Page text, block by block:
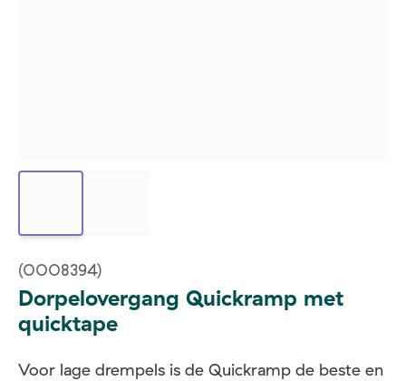
(0008394)
Dorpelovergang Quickramp met
quicktape
Voor lage drempels is de Quickramp de beste en